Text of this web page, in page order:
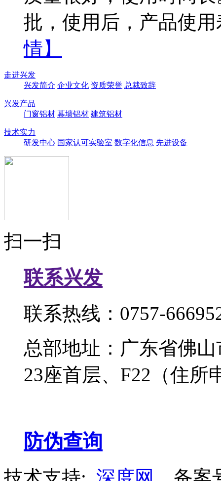
批，使用后，产品使
情】
走进兴发
兴发简介 企业文化 资质荣誉 总裁致辞
兴发产品
门窗铝材 幕墙铝材 建筑铝材
技术实力
研发中心 国家认可实验室 数字化信息 先进设备
扫一扫
联系兴发
联系热线：0757-
总部地址：广东省佛
23座首层、F22（住所
防伪查询